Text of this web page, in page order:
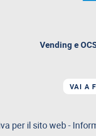
Vending e
VAI A
per il sito web-